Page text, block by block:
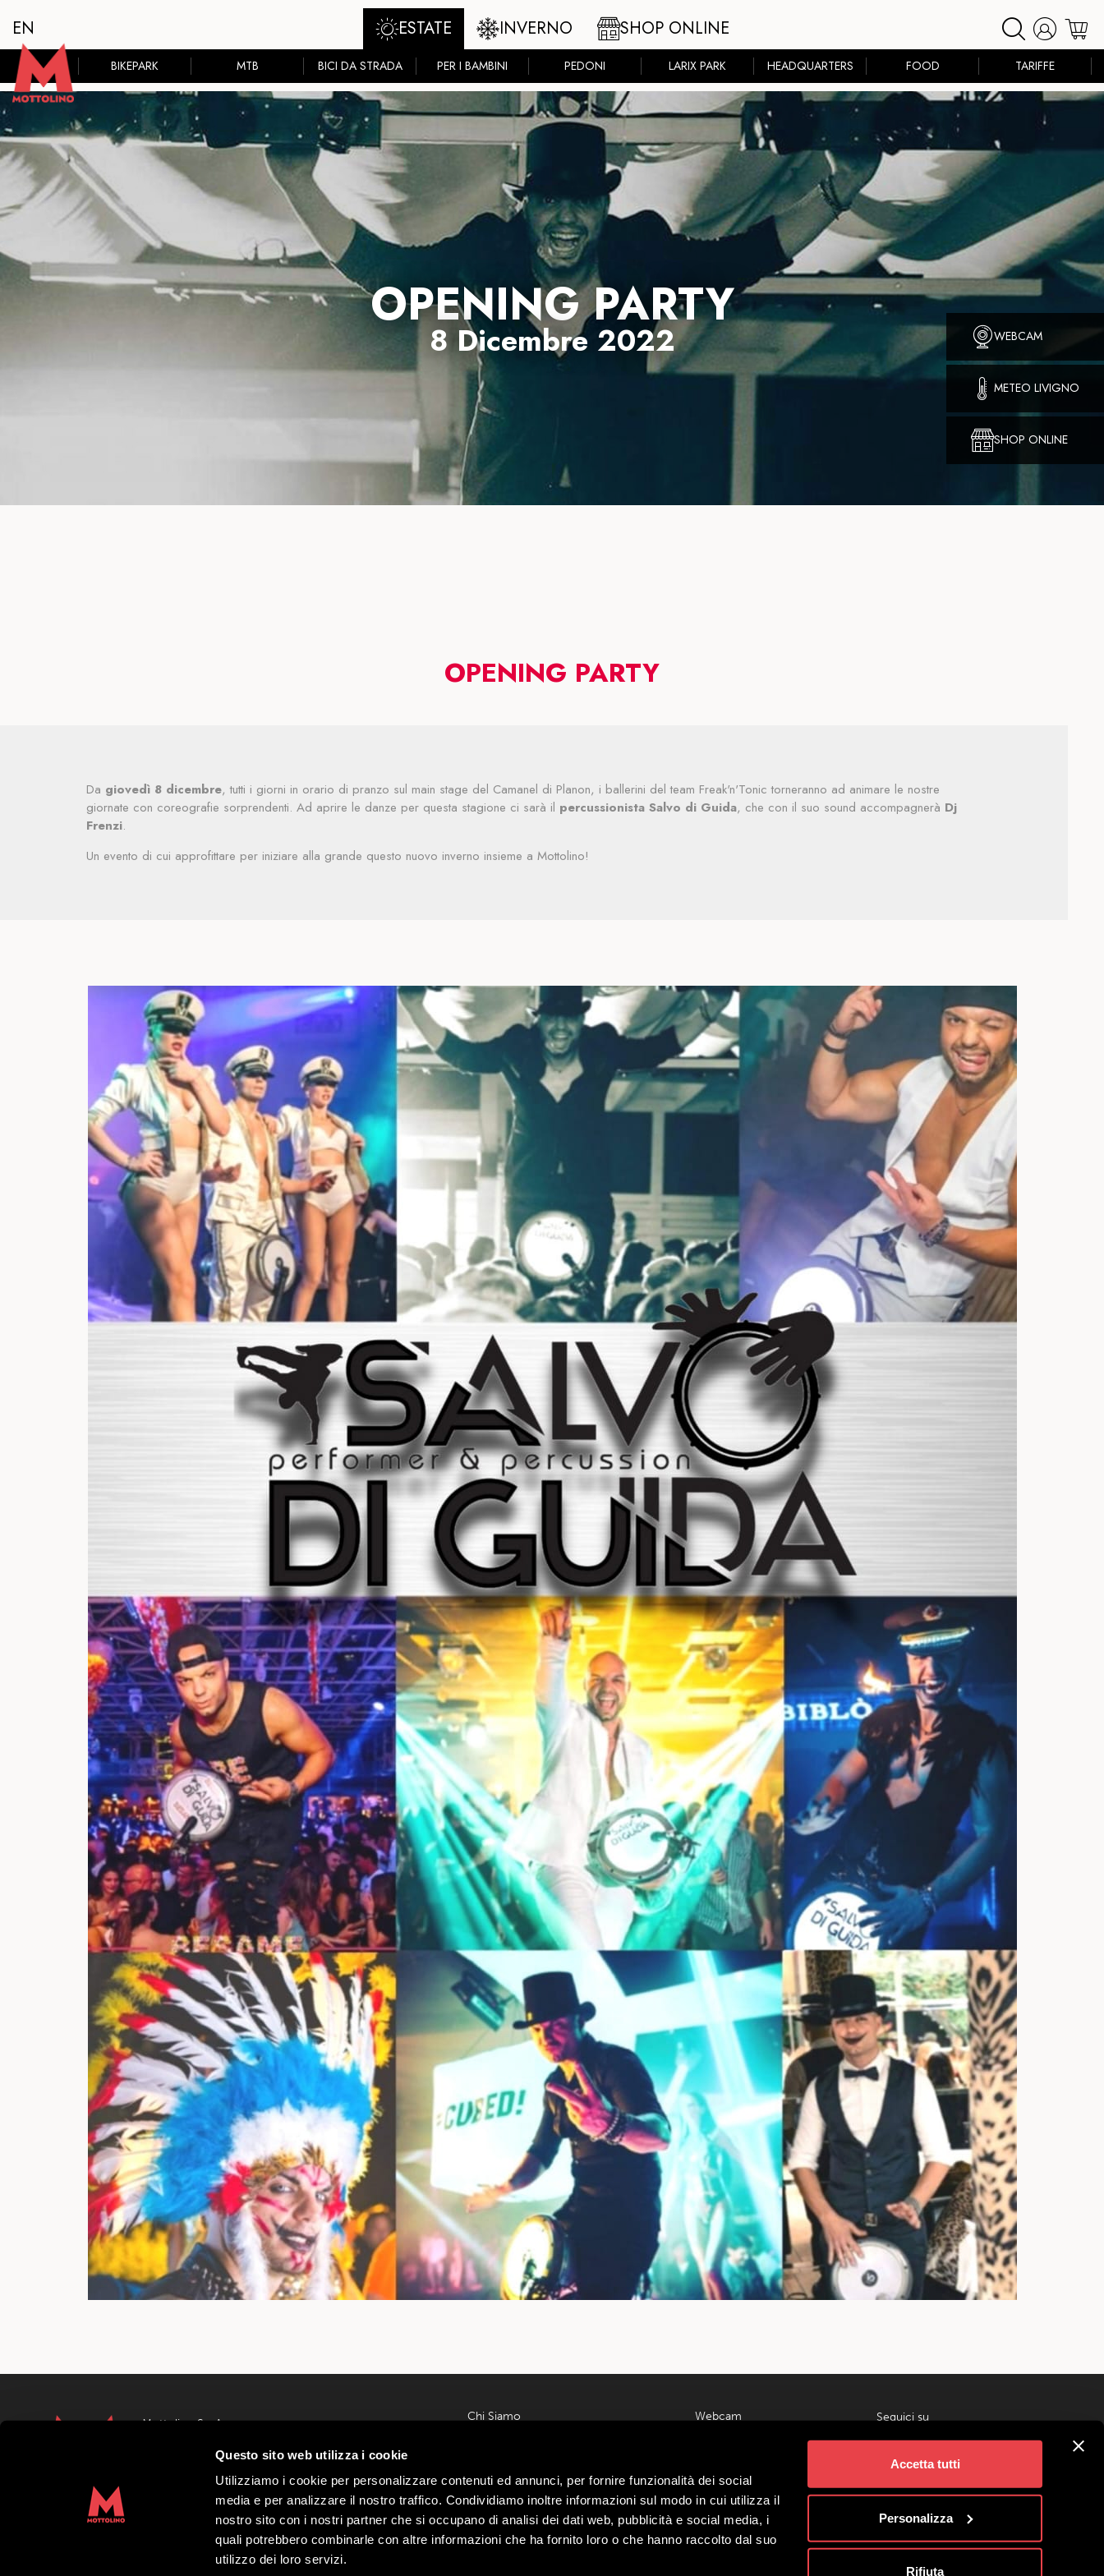
Questo sito web utilizza i cookie
Utilizziamo i cookie per personalizzare contenuti ed annunci, per fornire funzionalità dei social
media e per analizzare il nostro traffico. Condividiamo inoltre informazioni sul modo in cui utilizza il
nostro sito con i nostri partner che si occupano di analisi dei dati web, pubblicità e social media, i
quali potrebbero combinarle con altre informazioni che ha fornito loro o che hanno raccolto dal suo
utilizzo dei loro servizi.
Accetta tutti
Personalizza
Rifiuta
ESTATE INVERNO SHOP ONLINE
EN
BIKEPARK MTB BICI DA STRADA PER I BAMBINI PEDONI LARIX PARK HEADQUARTERS FOOD TARIFFE
OPENING PARTY
8 Dicembre 2022 WEBCAM
METEO LIVIGNO
SHOP ONLINE
OPENING PARTY
Da giovedì 8 dicembre, tutti i giorni in orario di pranzo sul main stage del Camanel di Planon, i ballerini del team Freak'n'Tonic torneranno ad animare le nostre
giornate con coreografie sorprendenti. Ad aprire le danze per questa stagione ci sarà il percussionista Salvo di Guida, che con il suo sound accompagnerà Dj
Frenzi.
Un evento di cui approfittare per iniziare alla grande questo nuovo inverno insieme a Mottolino!
Mottolino S.p.A.
Capitale Sociale € 8.772.000,00 – REA di Sondrio n.
Copyright 2019 Mottolino S.p.A.- Sito Web:Webtek
Orario HQ Mottolino:
Orario Cabina:09:00-16:40
Chi Siamo
Privacy e Cookie Policy
Termini e Condizioni
Webcam
Offerte Gruppi
Area Affiliati
Mottolino Società Benefit
Seguici su